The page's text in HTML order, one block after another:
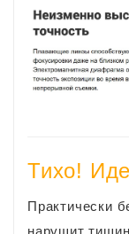
Тихо!
Практически